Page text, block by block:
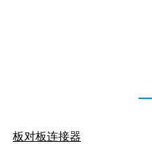
板对板连接器